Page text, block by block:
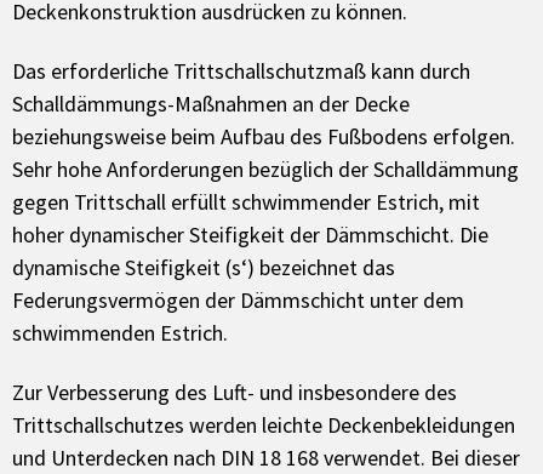
Deckenkonstruktion ausdrücken zu können.
Das erforderliche Trittschallschutzmaß kann durch
Schalldämmungs-Maßnahmen an der Decke
beziehungsweise beim Aufbau des Fußbodens erfolgen.
Sehr hohe Anforderungen bezüglich der Schalldämmung
gegen Trittschall erfüllt schwimmender Estrich, mit
hoher dynamischer Steifigkeit der Dämmschicht. Die
dynamische Steifigkeit (s‘) bezeichnet das
Federungsvermögen der Dämmschicht unter dem
schwimmenden Estrich.
Zur Verbesserung des Luft- und insbesondere des
Trittschallschutzes werden leichte Deckenbekleidungen
und Unterdecken nach DIN 18 168 verwendet. Bei dieser